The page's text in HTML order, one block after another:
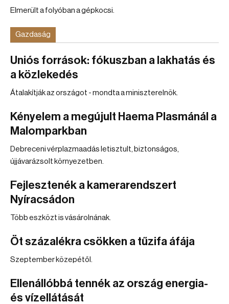
Elmerült a folyóban a gépkocsi.
Gazdaság
Uniós források: fókuszban a lakhatás és
a közlekedés
Átalakítják az országot - mondta a miniszterelnök.
Kényelem a megújult Haema Plasmánál a
Malomparkban
Debreceni vérplazmaadás letisztult, biztonságos,
újjávarázsolt környezetben.
Fejlesztenék a kamerarendszert
Nyíracsádon
Több eszközt is vásárolnának.
Öt százalékra csökken a tűzifa áfája
Szeptember közepétől.
Ellenállóbbá tennék az ország energia-
és vízellátását